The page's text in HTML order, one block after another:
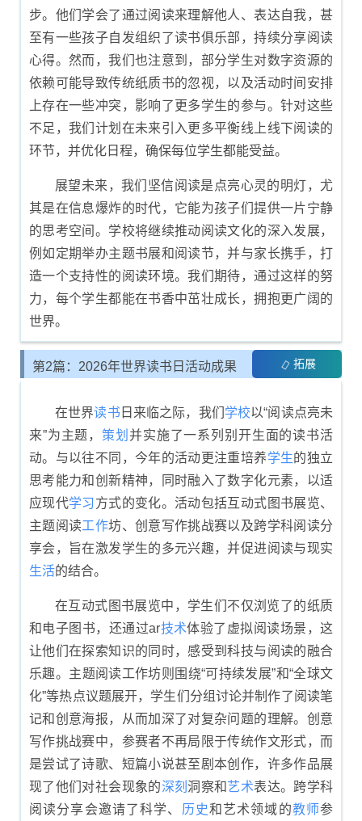
步。他们学会了通过阅读来理解他人、表达自我，甚
至有一些孩子自发组织了读书俱乐部，持续分享阅读
心得。然而，我们也注意到，部分学生对数字资源的
依赖可能导致传统纸质书的忽视，以及活动时间安排
上存在一些冲突，影响了更多学生的参与。针对这些
不足，我们计划在未来引入更多平衡线上线下阅读的
环节，并优化日程，确保每位学生都能受益。
展望未来，我们坚信阅读是点亮心灵的明灯，尤
其是在信息爆炸的时代，它能为孩子们提供一片宁静
的思考空间。学校将继续推动阅读文化的深入发展，
例如定期举办主题书展和阅读节，并与家长携手，打
造一个支持性的阅读环境。我们期待，通过这样的努
力，每个学生都能在书香中茁壮成长，拥抱更广阔的
世界。
第2篇：2026年世界读书日活动成果 拓展
在世界读书 日来临之际，我们 学校以“阅读点亮未
来”为主题， 策划 并实施了一系列别开生面的读书活
动。与以往不同，今年的活动更注重培养学生的独立
思考能力和创新精神，同时融入了数字化元素，以适
应现代学习方式的变化。活动包括互动式图书展览、
主题阅读工作坊、创意写作挑战赛以及跨学科阅读分
享会，旨在激发学生的多元兴趣，并促进阅读与现实
生活的结合。
在互动式图书展览中，学生们不仅浏览了的纸质
和电子图书，还通过ar技术体验了虚拟阅读场景，这
让他们在探索知识的同时，感受到科技与阅读的融合
乐趣。主题阅读工作坊则围绕“可持续发展”和“全球文
化”等热点议题展开，学生们分组讨论并制作了阅读笔
记和创意海报，从而加深了对复杂问题的理解。创意
写作挑战赛中，参赛者不再局限于传统作文形式，而
是尝试了诗歌、短篇小说甚至剧本创作，许多作品展
现了他们对社会现象的深刻洞察和艺术表达。跨学科
阅读分享会邀请了科学、 历史和艺术领域的教师参